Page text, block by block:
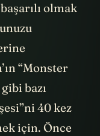
olmak
“Monster
bazı
40 kez
için. Önce